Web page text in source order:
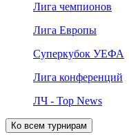
Лига чемпионов
Лига Европы
Суперкубок УЕФА
Лига конференций
ЛЧ - Top News
Ко всем турнирам